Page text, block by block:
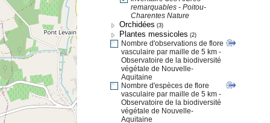
remarquables - Poitou-
Charentes Nature
Orchidées (3)
Plantes messicoles (2)
Nombre d'observations de flore
vasculaire par maille de 5 km -
Observatoire de la biodiversité
végétale de Nouvelle-
Aquitaine
Nombre d'espèces de flore
vasculaire par maille de 5 km -
Observatoire de la biodiversité
végétale de Nouvelle-
Aquitaine